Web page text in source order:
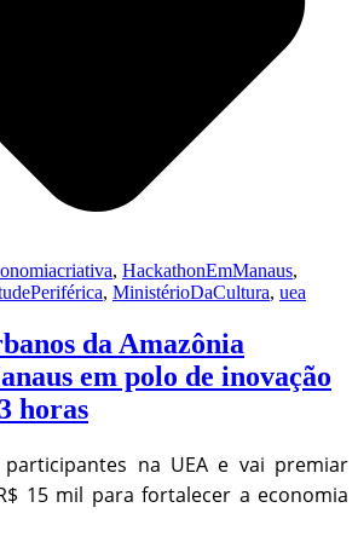
, HackathonEmManaus,
, MinistérioDaCultura, uea
da Amazônia
em polo de inovação
horas
na UEA e vai premiar
15 mil para fortalecer a economia